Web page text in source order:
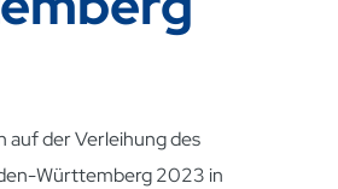
auf der Verleihung des
Württemberg 2023 in